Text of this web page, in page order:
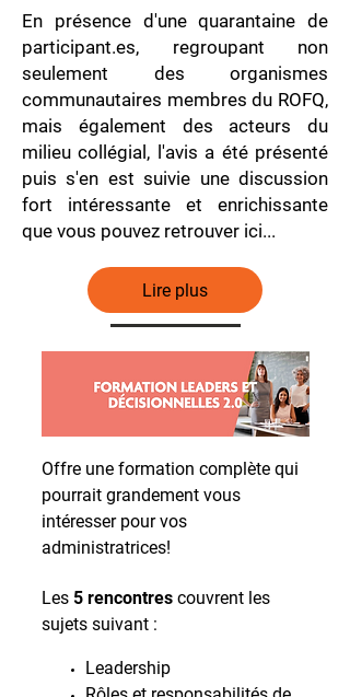
En présence d'une quarantaine de
participant.es, regroupant non
seulement des organismes
communautaires membres du ROFQ,
mais également des acteurs du
milieu collégial, l'avis a été présenté
puis s'en est suivie une discussion
fort intéressante et enrichissante
que vous pouvez retrouver ici...
Lire plus
Offre une formation complète qui
pourrait grandement vous
intéresser pour vos
administratrices!
Les 5 rencontres couvrent les
sujets suivant :
Leadership